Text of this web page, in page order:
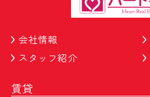
会社情報
スタッフ紹介
賃貸